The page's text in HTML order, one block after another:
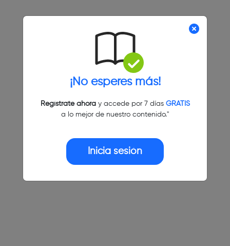
¡No esperes más!
Regístrate ahoray accede por 7 días GRATIS
a lo mejor de nuestro contenido."
Inicia sesión